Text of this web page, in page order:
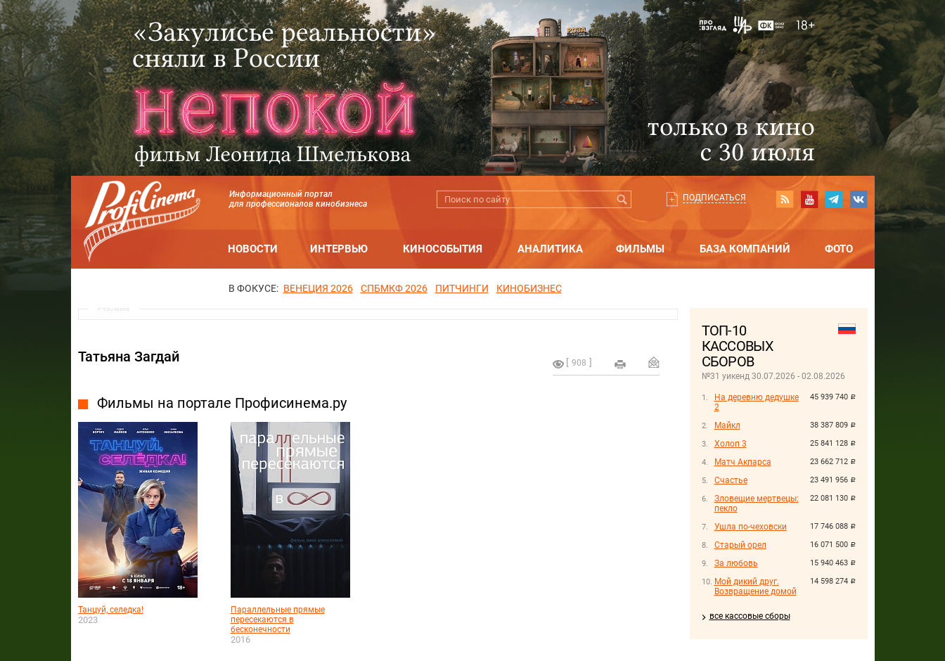
Информационный портал
для профессионалов кинобизнеса
ПОДПИСАТЬСЯ
НОВОСТИ ИНТЕРВЬЮ КИНОСОБЫТИЯ АНАЛИТИКА ФИЛЬМЫ БАЗА КОМПАНИЙ ФОТО
В ФОКУСЕ: ВЕНЕЦИЯ 2026 СПБМКФ 2026 ПИТЧИНГИ КИНОБИЗНЕС
ТОП-10
КАССОВЫХ
СБОРОВ
№31 уикенд 30.07.2026 - 02.08.2026
45 939 740 руб.
На деревню дедушке
2
38 387 809 руб.
Майкл
25 841 128 руб.
Холоп 3
23 662 712 руб.
Матч Акпарса
23 491 956 руб.
Счастье
22 081 130 руб.
Зловещие мертвецы:
пекло
17 746 088 руб.
Ушла по-чеховски
16 071 500 руб.
Старый орел
15 940 463 руб.
За любовь
14 598 274 руб.
Мой дикий друг.
Возвращение домой
все кассовые сборы
Реклама
908
Татьяна Загдай
Фильмы на портале Профисинема.ру
Танцуй, селедка!
2023
Параллельные прямые
пересекаются в
бесконечности
2016